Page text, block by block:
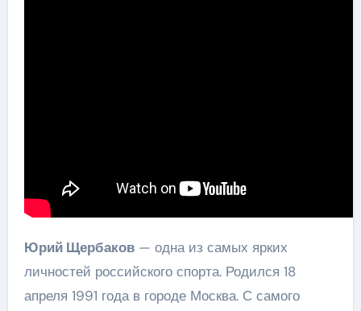
Юрий Щербаков— одна из самых ярких
личностей российского спорта. Родился 18
апреля 1991 года в городе Москва. С самого